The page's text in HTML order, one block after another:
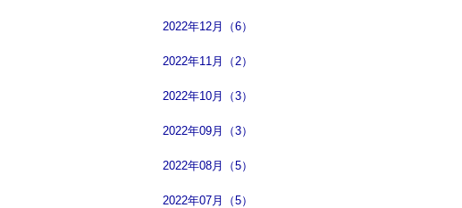
2022年12月（6）
2022年11月（2）
2022年10月（3）
2022年09月（3）
2022年08月（5）
2022年07月（5）